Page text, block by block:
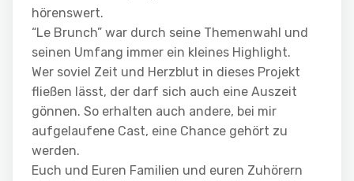
hörenswert.
“Le Brunch” war durch seine Themenwahl und
seinen Umfang immer ein kleines Highlight.
Wer soviel Zeit und Herzblut in dieses Projekt
fließen lässt, der darf sich auch eine Auszeit
gönnen. So erhalten auch andere, bei mir
aufgelaufene Cast, eine Chance gehört zu
werden.
Euch und Euren Familien und euren Zuhörern